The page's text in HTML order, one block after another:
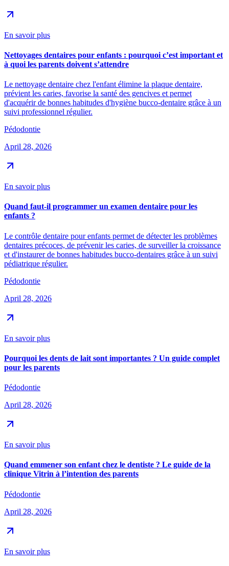
En savoir plus
Nettoyages dentaires pour enfants : pourquoi c’est important et
à quoi les parents doivent s’attendre
Le nettoyage dentaire chez l'enfant élimine la plaque dentaire,
prévient les caries, favorise la santé des gencives et permet
d'acquérir de bonnes habitudes d'hygiène bucco-dentaire grâce à un
suivi professionnel régulier.
Pédodontie
April 28, 2026
En savoir plus
Quand faut-il programmer un examen dentaire pour les
enfants ?
Le contrôle dentaire pour enfants permet de détecter les problèmes
dentaires précoces, de prévenir les caries, de surveiller la croissance
et d'instaurer de bonnes habitudes bucco-dentaires grâce à un suivi
pédiatrique régulier.
Pédodontie
April 28, 2026
En savoir plus
Pourquoi les dents de lait sont importantes ? Un guide complet
pour les parents
Pédodontie
April 28, 2026
En savoir plus
Quand emmener son enfant chez le dentiste ? Le guide de la
clinique Vitrin à l’intention des parents
Pédodontie
April 28, 2026
En savoir plus